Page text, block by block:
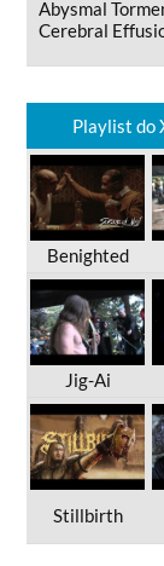
Abysmal
Cerebral
Playlist do
Benighted
Jig-Ai
Stillbirth